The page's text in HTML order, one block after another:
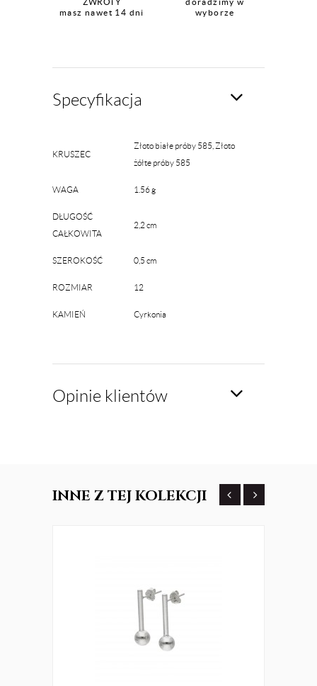
masz nawet 14 dni
wyborze
Specyfikacja
KRUSZEC
Złoto białe próby 585, Złoto
żółte próby 585
WAGA 1.56 g
DŁUGOŚĆ
CAŁKOWITA
2,2 cm
SZEROKOŚĆ 0,5 cm
ROZMIAR 12
KAMIEŃ Cyrkonia
Opinie klientów
INNE Z TEJ KOLEKCJI